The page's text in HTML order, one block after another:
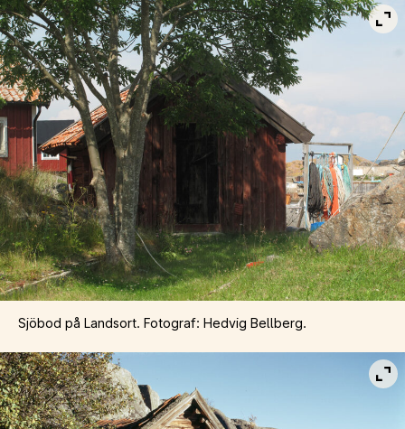
Sjöbod på Landsort. Fotograf: Hedvig Bellberg.